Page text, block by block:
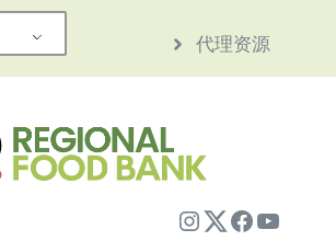
代理资源
Instagram
Twitter